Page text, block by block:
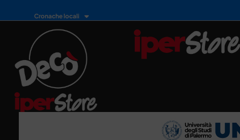
Cronache locali